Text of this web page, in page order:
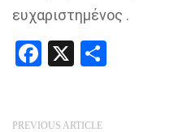
ευχαριστημένος .
Facebook
X
PREVIOUS ARTICLE